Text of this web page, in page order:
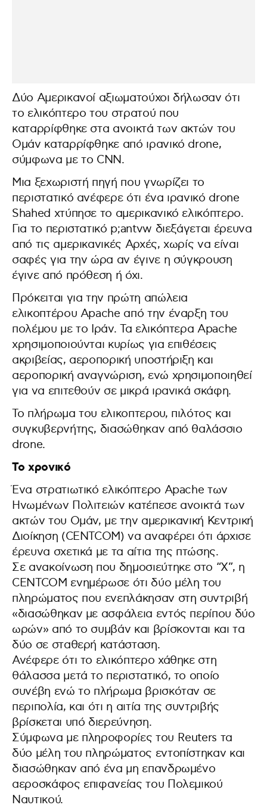
Δύο Αμερικανοί αξιωματούχοι δήλωσαν ότι
το ελικόπτερο του στρατού που
καταρρίφθηκε στα ανοικτά των ακτών του
Ομάν καταρρίφθηκε από ιρανικό drone,
σύμφωνα με το CNN.
Μια ξεχωριστή πηγή που γνωρίζει το
περιστατικό ανέφερε ότι ένα ιρανικό drone
Shahed χτύπησε το αμερικανικό ελικόπτερο.
Για το περιστατικό p;antvw διεξάγεται έρευνα
από τις αμερικανικές Αρχές, χωρίς να είναι
σαφές για την ώρα αν έγινε η σύγκρουση
έγινε από πρόθεση ή όχι.
Πρόκειται για την πρώτη απώλεια
ελικοπτέρου Apache από την έναρξη του
πολέμου με το Ιράν. Τα ελικόπτερα Apache
χρησιμοποιούνται κυρίως για επιθέσεις
ακριβείας, αεροπορική υποστήριξη και
αεροπορική αναγνώριση, ενώ χρησιμοποιηθεί
για να επιτεθούν σε μικρά ιρανικά σκάφη.
Το πλήρωμα του ελικοπτερου, πιλότος και
συγκυβερνήτης, διασώθηκαν από θαλάσσιο
drone.
Το χρονικό
Ένα στρατιωτικό ελικόπτερο Apache των
Ηνωμένων Πολιτειών κατέπεσε ανοικτά των
ακτών του Ομάν, με την αμερικανική Κεντρική
Διοίκηση (CENTCOM) να αναφέρει ότι άρχισε
έρευνα σχετικά με τα αίτια της πτώσης.
Σε ανακοίνωση που δημοσιεύτηκε στο “X”, η
CENTCOM ενημέρωσε ότι δύο μέλη του
πληρώματος που ενεπλάκησαν στη συντριβή
«διασώθηκαν με ασφάλεια εντός περίπου δύο
ωρών» από το συμβάν και βρίσκονται και τα
δύο σε σταθερή κατάσταση.
Ανέφερε ότι το ελικόπτερο χάθηκε στη
θάλασσα μετά το περιστατικό, το οποίο
συνέβη ενώ το πλήρωμα βρισκόταν σε
περιπολία, και ότι η αιτία της συντριβής
βρίσκεται υπό διερεύνηση.
Σύμφωνα με πληροφορίες του Reuters τα
δύο μέλη του πληρώματος εντοπίστηκαν και
διασώθηκαν από ένα μη επανδρωμένο
αεροσκάφος επιφανείας του Πολεμικού
Ναυτικού.